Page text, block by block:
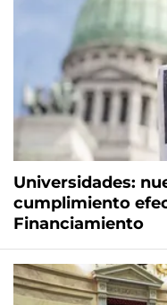
Universidades:
cumplimiento
Financiamiento